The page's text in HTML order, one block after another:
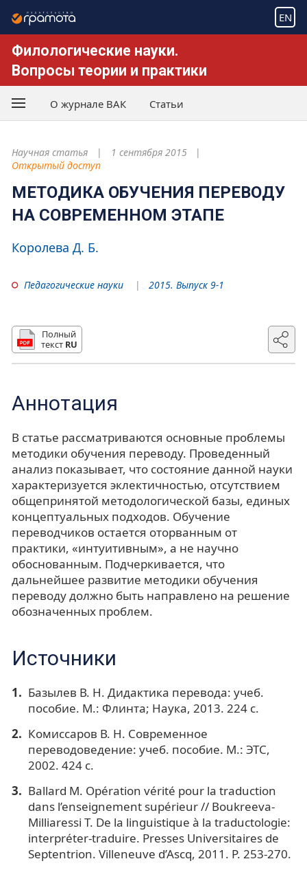
EN
Филологические науки.
Вопросы теории и практики
О журнале ВАК Статьи
Научная статья
1 сентября 2015
Открытый доступ
МЕТОДИКА ОБУЧЕНИЯ ПЕРЕВОДУ
НА СОВРЕМЕННОМ ЭТАПЕ
Королева Д. Б.
Педагогические науки 2015. Выпуск 9-1
Полный
текст RU
Аннотация
В статье рассматриваются основные проблемы
методики обучения переводу. Проведенный
анализ показывает, что состояние данной науки
характеризуется эклектичностью, отсутствием
общепринятой методологической базы, единых
концептуальных подходов. Обучение
переводчиков остается оторванным от
практики, «интуитивным», а не научно
обоснованным. Подчеркивается, что
дальнейшее развитие методики обучения
переводу должно быть направлено на решение
обозначенных проблем.
Источники
Базылев В. Н. Дидактика перевода: учеб.
пособие. М.: Флинта; Наука, 2013. 224 с.
Комиссаров В. Н. Современное
переводоведение: учеб. пособие. М.: ЭТС,
2002. 424 с.
Ballard M. Opération vérité pour la traduction
dans l’enseignement supérieur // Boukreeva-
Milliaressi T. De la linguistique à la traductologie:
interpréter-traduire. Presses Universitaires de
Septentrion. Villeneuve d’Ascq, 2011. P. 253-270.